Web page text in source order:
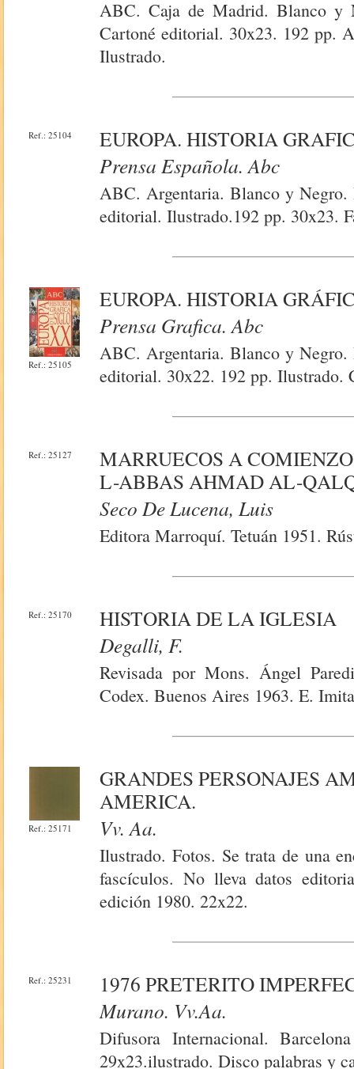
ABC. Caja de Madrid. Blanco y
Cartoné editorial. 30x23. 192 pp.
Ilustrado.
Ref.: 25104
EUROPA. HISTORIA
Prensa Española. Abc
ABC. Argentaria. Blanco y Negro.
editorial. Ilustrado.192 pp. 30x23.
Ref.: 25105
EUROPA. HISTORIA
Prensa Grafica. Abc
ABC. Argentaria. Blanco y Negro.
editorial. 30x22. 192 pp. Ilustrado.
Ref.: 25127
MARRUECOS A
L-ABBAS AHMAD AL-
Seco De Lucena, Luis
Editora Marroquí. Tetuán 1951.
Ref.: 25170
HISTORIA DE LA IGLESIA
Degalli, F.
Revisada por Mons. Ángel
Codex. Buenos Aires 1963. E.
Ref.: 25171
GRANDES PERSONAJES
AMERICA.
Vv. Aa.
Ilustrado. Fotos. Se trata de una
fascículos. No lleva datos
edición 1980. 22x22.
Ref.: 25231
1976 PRETERITO
Murano. Vv.aa.
Difusora Internacional.
29x23.ilustrado. Disco palabras y